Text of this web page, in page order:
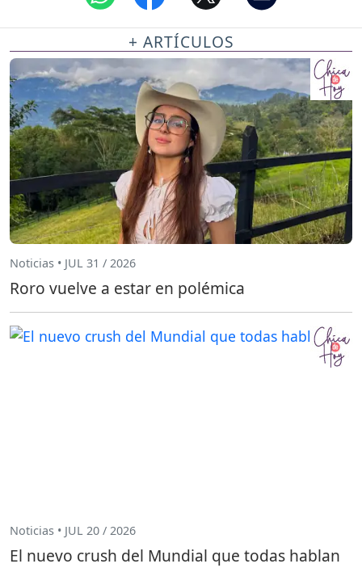
+ ARTÍCULOS
Noticias • JUL 31 / 2026
Roro vuelve a estar en polémica
Noticias • JUL 20 / 2026
El nuevo crush del Mundial que todas hablan